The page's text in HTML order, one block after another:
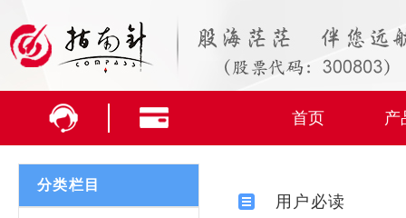
首页 产
分类栏目
用户必读